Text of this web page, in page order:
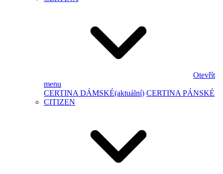
Otevřít
menu
CERTINA DÁMSKÉ(aktuální) CERTINA PÁNSKÉ
CITIZEN